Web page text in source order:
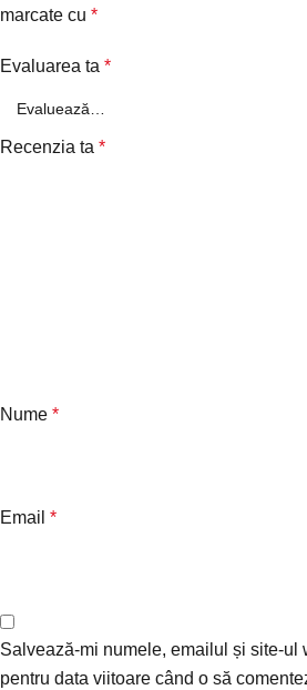
marcate cu *
Evaluarea ta *
Recenzia ta *
Nume *
Email *
Salvează-mi numele, emailul și site-ul
pentru data viitoare când o să